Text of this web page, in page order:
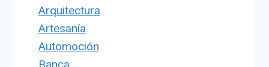
Arquitectura
Artesanía
Automoción
Banca